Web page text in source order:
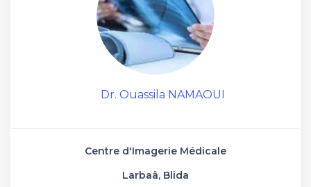
Dr. Ouassila NAMAOUI
Centre d'Imagerie Médicale
Larbaâ, Blida